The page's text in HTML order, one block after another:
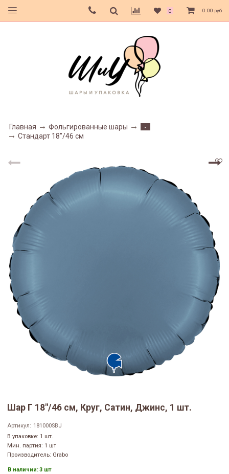
0 0.00 руб
Главная Фольгированные шары
-
Стандарт 18"/46 см
Шар Г 18"/46 см, Круг, Сатин, Джинс, 1 шт.
Артикул: 181000SBJ
В упаковке: 1 шт.
Мин. партия: 1 шт
Производитель: Grabo
В наличии:3 шт